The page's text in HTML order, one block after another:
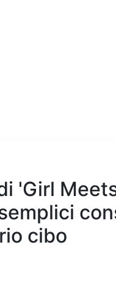
'Girl
cibo